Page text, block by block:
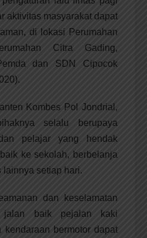
aktivitas masyarakat dapat
di lokasi Perumahan
Citra Gading,
dan SDN Cipocok
Kombes Pol Jondrial,
selalu berupaya
pelajar yang hendak
ke sekolah, berbelanja
lainnya setiap hari.
dan keselamatan
jalan baik pejalan kaki
kendaraan bermotor dapat